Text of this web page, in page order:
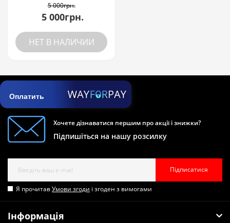
5 000грн.
5 000грн.
НЕТ В НАЛИЧИИ
Оплатить
Хочете дізнаватися першим про акції і знижки?
Підпишіться на нашу розсилку
Підписатися
Я прочитавУмови згоди і згоден з вимогами
Інформація